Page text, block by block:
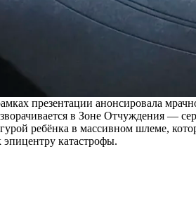
презентации анонсировала
в Зоне Отчуждения —
ребёнка в массивном шлеме,
катастрофы.